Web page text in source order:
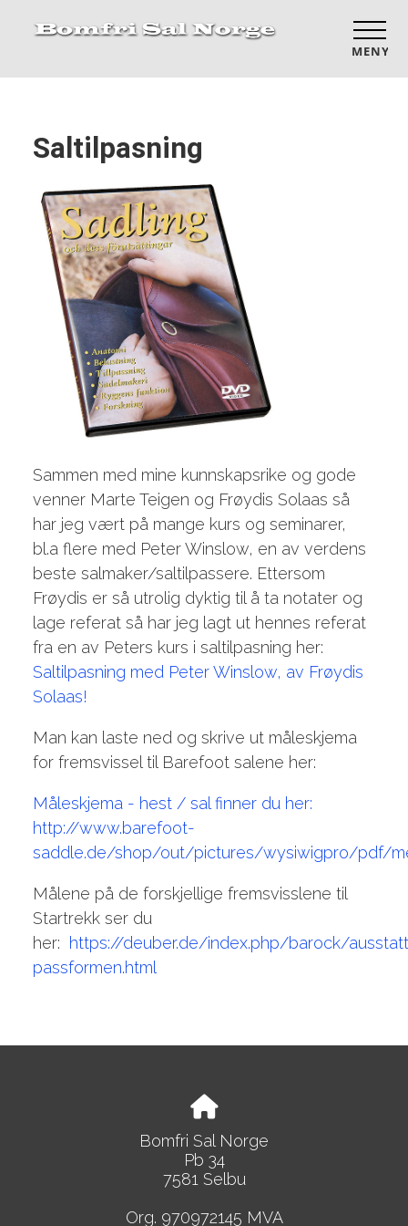
MENY
Saltilpasning
Sammen med mine kunnskapsrike og gode
venner Marte Teigen og Frøydis Solaas så
har jeg vært på mange kurs og seminarer,
bl.a flere med Peter Winslow, en av verdens
beste salmaker/saltilpassere. Ettersom
Frøydis er så utrolig dyktig til å ta notater og
lage referat så har jeg lagt ut hennes referat
fra en av Peters kurs i saltilpasning her:
Saltilpasning med Peter Winslow, av Frøydis
Solaas!
Man kan laste ned og skrive ut måleskjema
for fremsvissel til Barefoot salene her:
Måleskjema - hest / sal finner du her:
http://www.barefoot-
saddle.de/shop/out/pictures/wysiwigpro/pdf/
Målene på de forskjellige fremsvisslene til
Startrekk ser du
her: https://deuber.de/index.php/barock/
passformen.html
Bomfri Sal Norge
Pb 34
7581 Selbu
Org. 970972145 MVA